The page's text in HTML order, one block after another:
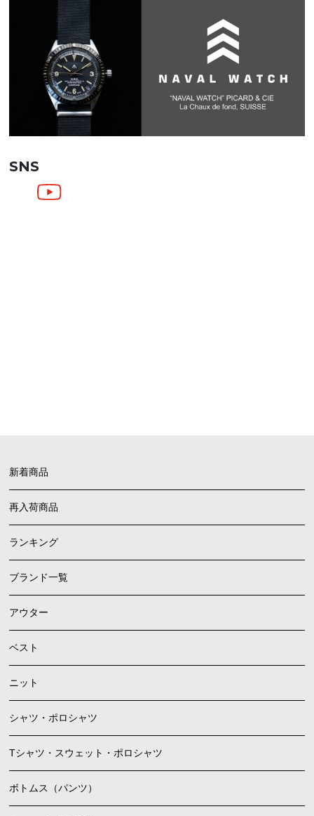
SNS
新着商品
再入荷商品
ランキング
ブランド一覧
アウター
ベスト
ニット
シャツ・ポロシャツ
Tシャツ・スウェット・ポロシャツ
ボトムス（パンツ）